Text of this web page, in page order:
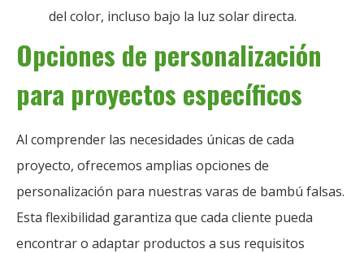
del color, incluso bajo la luz solar directa.
Opciones de personalización
para proyectos específicos
Al comprender las necesidades únicas de cada
proyecto, ofrecemos amplias opciones de
personalización para nuestras varas de bambú falsas.
Esta flexibilidad garantiza que cada cliente pueda
encontrar o adaptar productos a sus requisitos